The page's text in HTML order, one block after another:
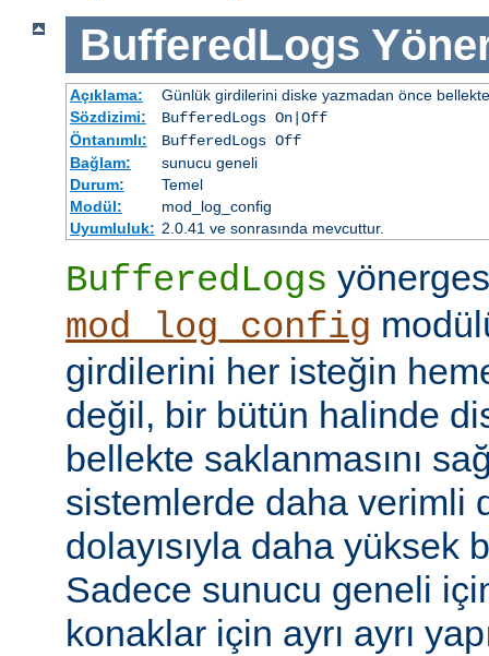
BufferedLogs
Açıklama:
Günlük girdilerini diske yazmadan önce
Sözdizimi:
BufferedLogs On|Off
Öntanımlı:
BufferedLogs Off
Bağlam:
sunucu geneli
Durum:
Temel
Modül:
mod_log_config
Uyumluluk: 2.0.41 ve sonrasında mevcuttur.
BufferedLogs
mod_log_config
girdilerini her isteğin
değil, bir bütün halinde
bellekte saklanmasını
sistemlerde daha verimli
dolayısıyla daha yüksek
Sadece sunucu geneli
konaklar için ayrı ayrı